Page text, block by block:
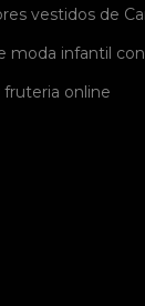
vestidos de
moda infantil
fruteria online